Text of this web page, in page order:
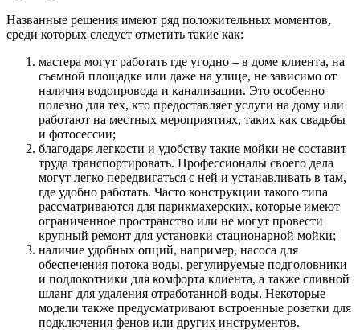
Названные решения имеют ряд положительных моментов,
среди которых следует отметить такие как:
мастера могут работать где угодно – в доме клиента, на
съемной площадке или даже на улице, не зависимо от
наличия водопровода и канализации. Это особенно
полезно для тех, кто предоставляет услуги на дому или
работают на местных мероприятиях, таких как свадьбы
и фотосессии;
благодаря легкости и удобству такие мойки не составит
труда транспортировать. Профессионалы своего дела
могут легко передвигаться с ней и устанавливать в там,
где удобно работать. Часто конструкции такого типа
рассматриваются для парикмахерских, которые имеют
ограниченное пространство или не могут провести
крупный ремонт для установки стационарной мойки;
наличие удобных опций, например, насоса для
обеспечения потока воды, регулируемые подголовники
и подлокотники для комфорта клиента, а также сливной
шланг для удаления отработанной воды. Некоторые
модели также предусматривают встроенные розетки для
подключения фенов или других инструментов.